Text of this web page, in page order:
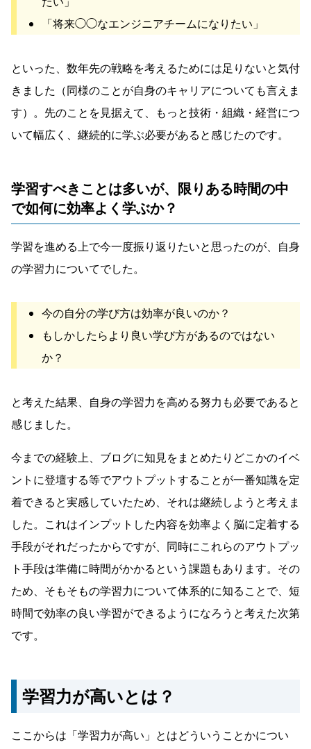
「将来◯◯なエンジニアチームになりたい」
といった、数年先の戦略を考えるためには足りないと気付
きました（同様のことが自身のキャリアについても言えま
す）。先のことを見据えて、もっと技術・組織・経営につ
いて幅広く、継続的に学ぶ必要があると感じたのです。
学習すべきことは多いが、限りある時間の中
で如何に効率よく学ぶか？
学習を進める上で今一度振り返りたいと思ったのが、自身
の学習力についてでした。
今の自分の学び方は効率が良いのか？
もしかしたらより良い学び方があるのではない
か？
と考えた結果、自身の学習力を高める努力も必要であると
感じました。
今までの経験上、ブログに知見をまとめたりどこかのイベ
ントに登壇する等でアウトプットすることが一番知識を定
着できると実感していたため、それは継続しようと考えま
した。これはインプットした内容を効率よく脳に定着する
手段がそれだったからですが、同時にこれらのアウトプッ
ト手段は準備に時間がかかるという課題もあります。その
ため、そもそもの学習力について体系的に知ることで、短
時間で効率の良い学習ができるようになろうと考えた次第
です。
学習力が高いとは？
ここからは「学習力が高い」とはどういうことかについ